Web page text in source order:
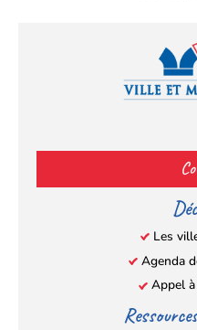
un
Les
Agenda
Appel